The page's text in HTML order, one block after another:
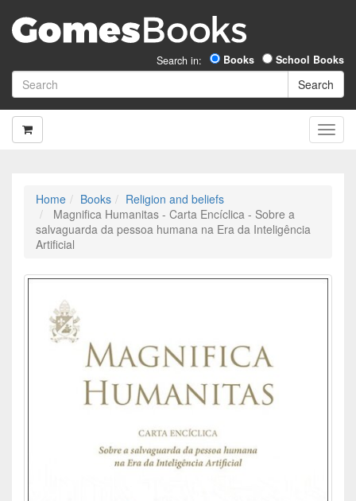
Search in: Books School Books
Home Books
Religion and beliefs
Magnifica Humanitas - Carta Encíclica - Sobre a
salvaguarda da pessoa humana na Era da Inteligência
Artificial